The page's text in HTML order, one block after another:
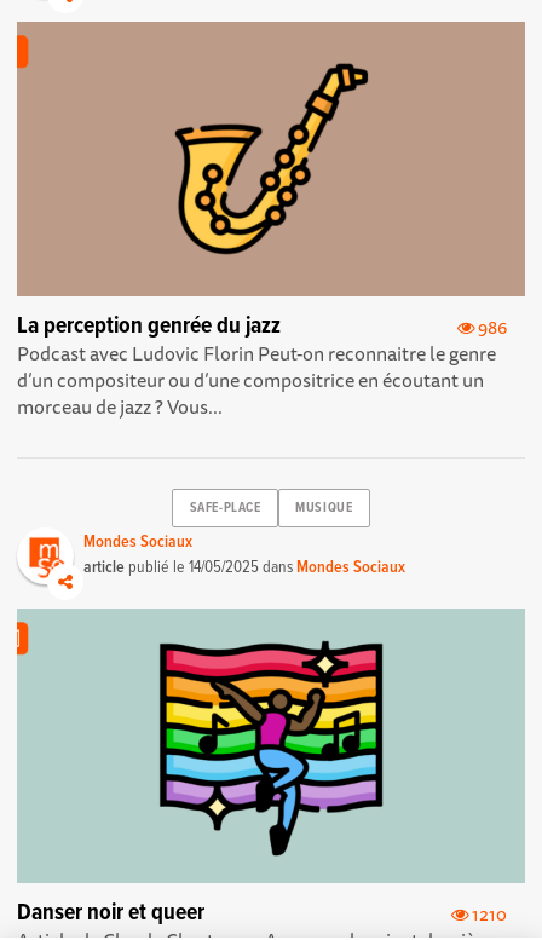
986
La perception genrée du jazz
Podcast avec Ludovic Florin Peut-on reconnaitre le genre
d’un compositeur ou d’une compositrice en écoutant un
morceau de jazz ? Vous...
SAFE-PLACE MUSIQUE
Mondes Sociaux
article publié le14/05/2025dansMondes Sociaux
1210
Danser noir et queer